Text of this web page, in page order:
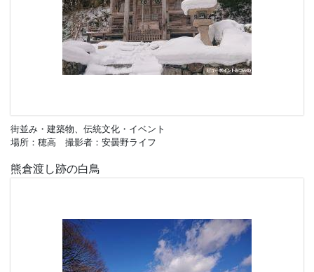
街並み・建築物、伝統文化・イベント
場所：穂高 撮影者：安曇野ライフ
熊倉渡し跡の白鳥